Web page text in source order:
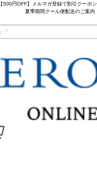
【500円OFF】メルマガ登録で割引クーポ
夏季期間クール便配送のご案内